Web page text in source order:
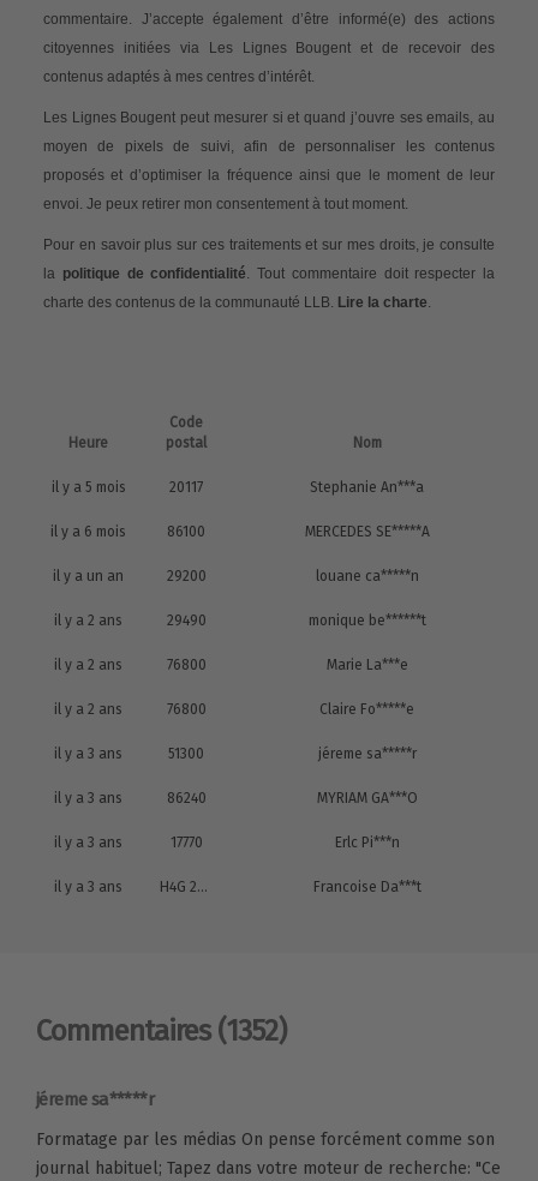
commentaire. J’accepte également d’être informé(e) des actions
citoyennes initiées via Les Lignes Bougent et de recevoir des
contenus adaptés à mes centres d’intérêt.
Les Lignes Bougent peut mesurer si et quand j’ouvre ses emails, au
moyen de pixels de suivi, afin de personnaliser les contenus
proposés et d’optimiser la fréquence ainsi que le moment de leur
envoi. Je peux retirer mon consentement à tout moment.
Pour en savoir plus sur ces traitements et sur mes droits, je consulte
la politique de confidentialité . Tout commentaire doit respecter la
charte des contenus de la communauté LLB. Lire la charte
Heure
Code
postal
Nom
il y a 5 mois 20117 Stephanie An***a
il y a 6 mois 86100 MERCEDES SE*****A
il y a un an 29200 louane ca*****n
il y a 2 ans 29490 monique be******t
il y a 2 ans 76800 Marie La***e
il y a 2 ans 76800 Claire Fo*****e
il y a 3 ans 51300 jéreme sa*****r
il y a 3 ans 86240 MYRIAM GA***O
il y a 3 ans 17770 Erlc Pi***n
il y a 3 ans H4G 2A8 Francoise Da***t
Commentaires (1352)
jéreme sa*****r
Formatage par les médias On pense forcément comme son
journal habituel; Tapez dans votre moteur de recherche: "Ce